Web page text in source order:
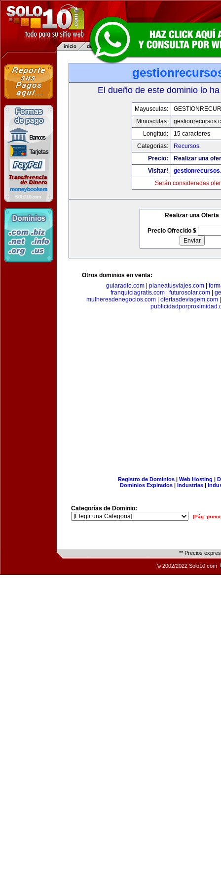
El dueño de este dominio lo
Mayusculas:
Minusculas:
Longitud:
15 caracteres
Categorias:
Recursos
Precio:
Realizar una
Visitar!
Serán consideradas
Realizar una Oferta
Precio Ofrecido $
Otros dominios en venta:
guiaradio.com
planeatusviajes.com
franquiciagratis.com
futurosolar.com
mulheresdenegocios.com
ofertasdeviagem.com
Registro de Dominios| Web Hosting |
Dominios Expirados | Industrias |
Categorías de Dominio:
[Pág.
** Precios
© 2002/2022 Solo10.com